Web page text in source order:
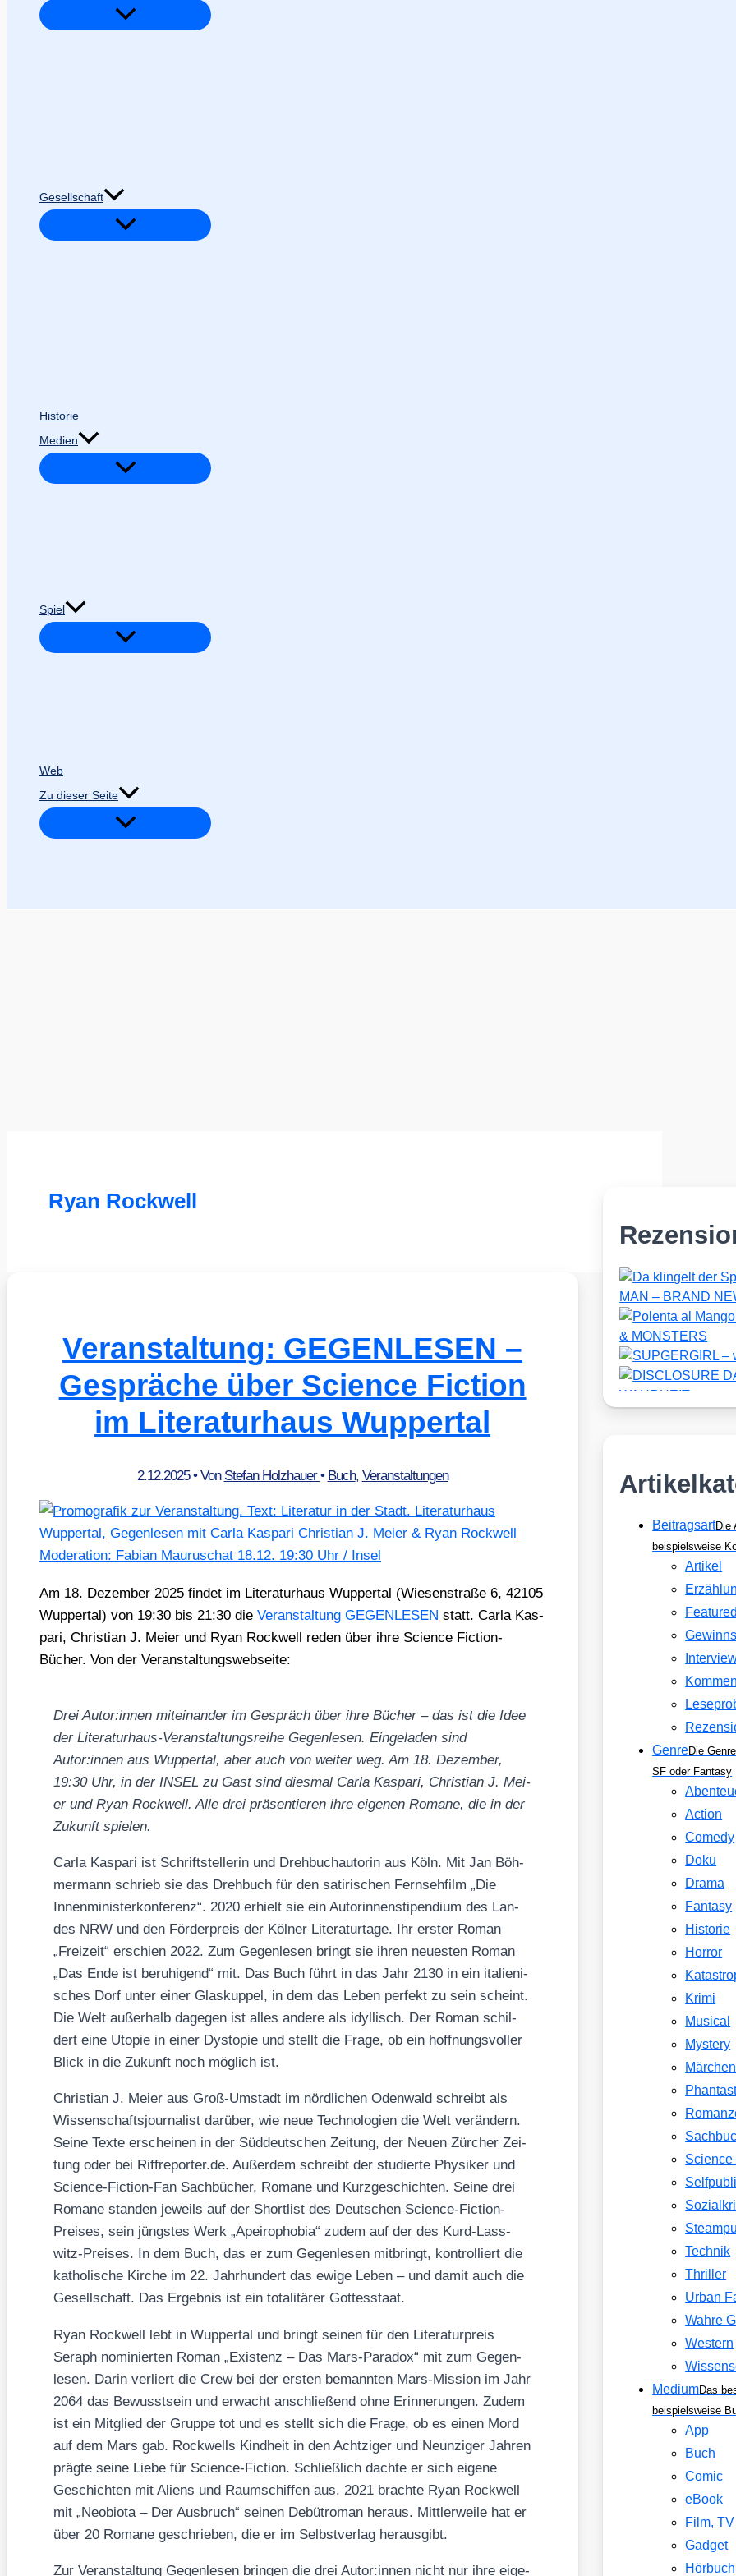
Gesellschaft
Historie
Medien
Spiel
Web
Zu dieser Seite
Ryan Rockwell
Veranstaltung: GEGENLESEN –
Gespräche über Science Fiction
im Literaturhaus Wuppertal
2.12.2025• Von Stefan Holzhauer• Buch, Veranstaltungen
Am 18. Dezem­ber 2025 fin­det im Lite­ra­tur­haus Wup­per­tal (Wie­sen­stra­ße 6, 42105
Wup­per­tal) von 19:30 bis 21:30 die Ver­an­stal­tung GEGENLESEN statt. Car­la Kas­
pa­ri, Chris­ti­an J. Mei­er und Ryan Rock­well reden über ihre Sci­ence Fic­tion-
Bücher. Von der Ver­an­stal­tungs­web­sei­te:
Drei Autor:innen mit­ein­an­der im Gespräch über ihre Bücher – das ist die Idee
der Lite­ra­tur­haus-Ver­an­stal­tungs­rei­he Gegen­le­sen. Ein­ge­la­den sind
Autor:innen aus Wup­per­tal, aber auch von wei­ter weg. Am 18. Dezem­ber,
19:30 Uhr, in der INSEL zu Gast sind dies­mal Car­la Kas­pa­ri, Chris­ti­an J. Mei­
er und Ryan Rock­well. Alle drei prä­sen­tie­ren ihre eige­nen Roma­ne, die in der
Zukunft spie­len.
Car­la Kas­pa­ri ist Schrift­stel­le­rin und Dreh­buch­au­to­rin aus Köln. Mit Jan Böh­
mer­mann schrieb sie das Dreh­buch für den sati­ri­schen Fern­seh­film „Die
Innen­mi­nis­ter­kon­fe­renz“. 2020 erhielt sie ein Autorin­nen­sti­pen­di­um des Lan­
des NRW und den För­der­preis der Köl­ner Lite­ra­tur­ta­ge. Ihr ers­ter Roman
„Frei­zeit“ erschien 2022. Zum Gegen­le­sen bringt sie ihren neu­es­ten Roman
„Das Ende ist beru­hi­gend“ mit. Das Buch führt in das Jahr 2130 in ein ita­lie­ni­
sches Dorf unter einer Glas­kup­pel, in dem das Leben per­fekt zu sein scheint.
Die Welt außer­halb dage­gen ist alles ande­re als idyl­lisch. Der Roman schil­
dert eine Uto­pie in einer Dys­to­pie und stellt die Fra­ge, ob ein hoff­nungs­vol­ler
Blick in die Zukunft noch mög­lich ist.
Chris­ti­an J. Mei­er aus Groß-Umstadt im nörd­li­chen Oden­wald schreibt als
Wis­sen­schafts­jour­na­list dar­über, wie neue Tech­no­lo­gien die Welt ver­än­dern.
Sei­ne Tex­te erschei­nen in der Süd­deut­schen Zei­tung, der Neu­en Zür­cher Zei­
tung oder bei Riff​re​por​ter​.de. Außer­dem schreibt der stu­dier­te Phy­si­ker und
Sci­ence-Fic­tion-Fan Sach­bü­cher, Roma­ne und Kurz­ge­schich­ten. Sei­ne drei
Roma­ne stan­den jeweils auf der Short­list des Deut­schen Sci­ence-Fic­tion-
Prei­ses, sein jüngs­tes Werk „Apei­ro­pho­bia“ zudem auf der des Kurd-Lass­
witz-Prei­ses. In dem Buch, das er zum Gegen­le­sen mit­bringt, kon­trol­liert die
katho­li­sche Kir­che im 22. Jahr­hun­dert das ewi­ge Leben – und damit auch die
Gesell­schaft. Das Ergeb­nis ist ein tota­li­tä­rer Got­tes­staat.
Ryan Rock­well lebt in Wup­per­tal und bringt sei­nen für den Lite­ra­tur­preis
Seraph nomi­nier­ten Roman „Exis­tenz – Das Mars-Para­dox“ mit zum Gegen­
le­sen. Dar­in ver­liert die Crew bei der ers­ten bemann­ten Mars-Mis­si­on im Jahr
2064 das Bewusst­sein und erwacht anschlie­ßend ohne Erin­ne­run­gen. Zudem
ist ein Mit­glied der Grup­pe tot und es stellt sich die Fra­ge, ob es einen Mord
auf dem Mars gab. Rock­wells Kind­heit in den Acht­zi­ger und Neun­zi­ger Jah­ren
präg­te sei­ne Lie­be für Sci­ence-Fic­tion. Schließ­lich dach­te er sich eige­ne
Geschich­ten mit Ali­ens und Raum­schif­fen aus. 2021 brach­te Ryan Rock­well
mit „Neo­bio­ta – Der Aus­bruch“ sei­nen Debüt­ro­man her­aus. Mitt­ler­wei­le hat er
über 20 Roma­ne geschrie­ben, die er im Selbst­ver­lag her­aus­gibt.
Zur Ver­an­stal­tung Gegen­le­sen brin­gen die drei Autor:innen nicht nur ihre eige­
BeitragsartDie
beispielsweise
Artikel
GenreDie
SF oder Fantasy
Action
Comedy
Doku
Drama
Fantasy
Historie
Horror
Krimi
Musical
Mystery
Märchen
Science
Technik
Thriller
Urban
Wahre
Western
MediumDas
beispielsweise
App
Buch
Comic
eBook
Film,
Gadget
Hörbuch